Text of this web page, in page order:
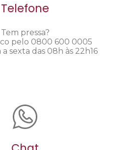
Telefone
Tem pressa?
pelo 0800 600 0005
sexta das 08h às 22h16